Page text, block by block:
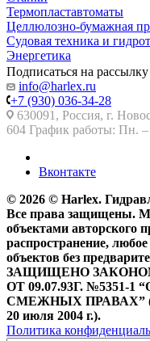
Термопластавтоматы
Целлюлозно-бумажная
Судовая техника и
Энергетика
Подписаться на рассылку
info@harlex.ru
+7 (930) 036-34-28
630091, Россия, г.
604 График работы: Пн.
Вконтакте
© 2026 © Harlex.
Все права защищены.
объектами авторского
распространение,
объектов без
ЗАЩИЩЕНО
ОТ 09.07.93Г. №5351-
СМЕЖНЫХ ПРАВАХ” (с
20 июля 2004 г.).
Политика